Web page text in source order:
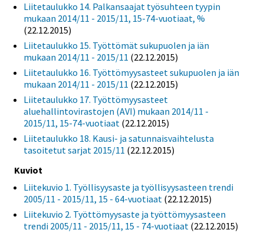
Liitetaulukko 14. Palkansaajat työsuhteen tyypin
mukaan 2014/11 - 2015/11, 15-74-vuotiaat, %
(22.12.2015)
Liitetaulukko 15. Työttömät sukupuolen ja iän
mukaan 2014/11 - 2015/11 (22.12.2015)
Liitetaulukko 16. Työttömyysasteet sukupuolen ja iän
mukaan 2014/11 - 2015/11 (22.12.2015)
Liitetaulukko 17. Työttömyysasteet
aluehallintovirastojen (AVI) mukaan 2014/11 -
2015/11, 15-74-vuotiaat (22.12.2015)
Liitetaulukko 18. Kausi- ja satunnaisvaihtelusta
tasoitetut sarjat 2015/11 (22.12.2015)
Kuviot
Liitekuvio 1. Työllisyysaste ja työllisyysasteen trendi
2005/11 - 2015/11, 15 - 64-vuotiaat (22.12.2015)
Liitekuvio 2. Työttömyysaste ja työttömyysasteen
trendi 2005/11 - 2015/11, 15 - 74-vuotiaat (22.12.2015)